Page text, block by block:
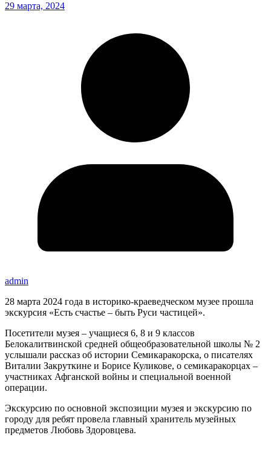
29 марта, 2024
admin
28 марта 2024 года в историко-краеведческом музее прошла
экскурсия «Есть счастье – быть Руси частицей».
Посетители музея – учащиеся 6, 8 и 9 классов
Белокалитвинской средней общеобразовательной школы № 2
услышали рассказ об истории Семикаракорска, о писателях
Виталии Закруткине и Борисе Куликове, о семикаракорцах –
участниках Афганской войны и специальной военной
операции.
Экскурсию по основной экспозиции музея и экскурсию по
городу для ребят провела главный хранитель музейных
предметов Любовь Здоровцева.